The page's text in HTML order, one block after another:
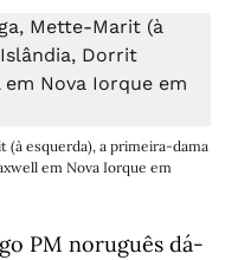
esquerda), a primeira-dama
em Nova Iorque em
PM noruguês dá-